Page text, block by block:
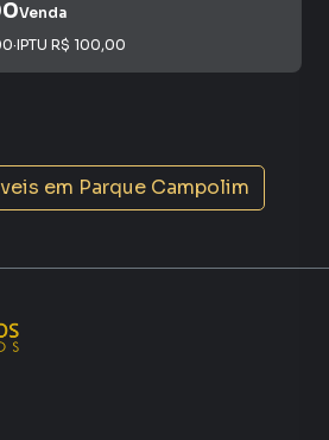
Venda
·IPTU R$ 100,00
em Parque Campolim